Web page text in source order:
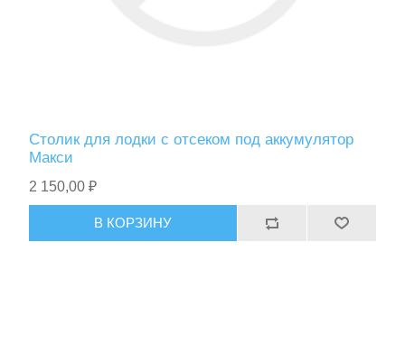
Столик для лодки с отсеком под аккумулятор
Макси
2 150,00 ₽
В КОРЗИНУ